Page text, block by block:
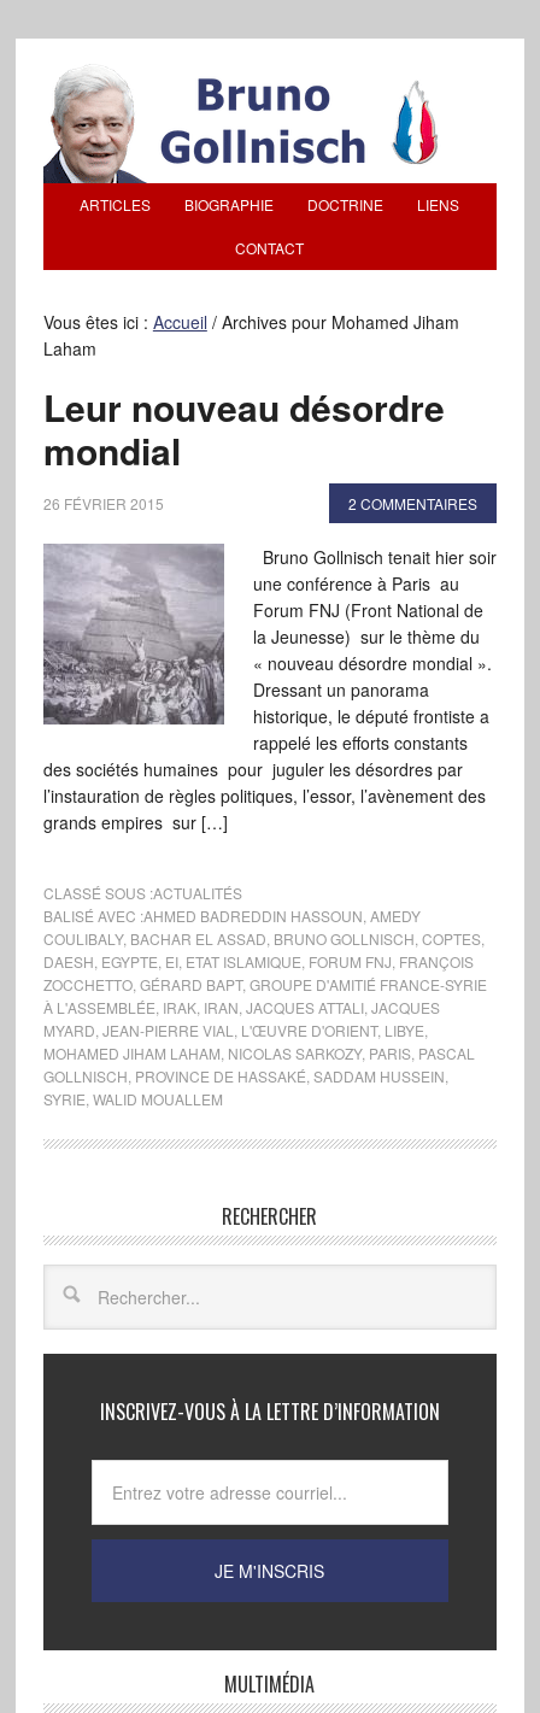
ARTICLES BIOGRAPHIE DOCTRINE LIENS
CONTACT
Vous êtes ici : Accueil /Archives pour Mohamed Jiham
Laham
Leur nouveau désordre
mondial
26 FÉVRIER 2015 2 COMMENTAIRES
Bruno Gollnisch tenait hier soir
une conférence à Paris au
Forum FNJ (Front National de
la Jeunesse) sur le thème du
« nouveau désordre mondial ».
Dressant un panorama
historique, le député frontiste a
rappelé les efforts constants
des sociétés humaines pour juguler les désordres par
l’instauration de règles politiques, l’essor, l’avènement des
grands empires sur […]
CLASSÉ SOUS :ACTUALITÉS
BALISÉ AVEC :AHMED BADREDDIN HASSOUN AMEDY
COULIBALY, BACHAR EL ASSAD BRUNO GOLLNISCH COPTES,
DAESH EGYPTE EI, ETAT ISLAMIQUE FORUM FNJ FRANÇOIS
ZOCCHETTO, GÉRARD BAPT, GROUPE D'AMITIÉ FRANCE-SYRIE
À L'ASSEMBLÉE IRAK, IRAN JACQUES ATTALI, JACQUES
MYARD JEAN-PIERRE VIAL L'ŒUVRE D'ORIENT, LIBYE
MOHAMED JIHAM LAHAM NICOLAS SARKOZY, PARIS, PASCAL
GOLLNISCH PROVINCE DE HASSAKÉ SADDAM HUSSEIN
SYRIE WALID MOUALLEM
RECHERCHER
INSCRIVEZ-VOUS À LA LETTRE D’INFORMATION
MULTIMÉDIA